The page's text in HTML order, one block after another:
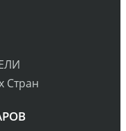
Стран